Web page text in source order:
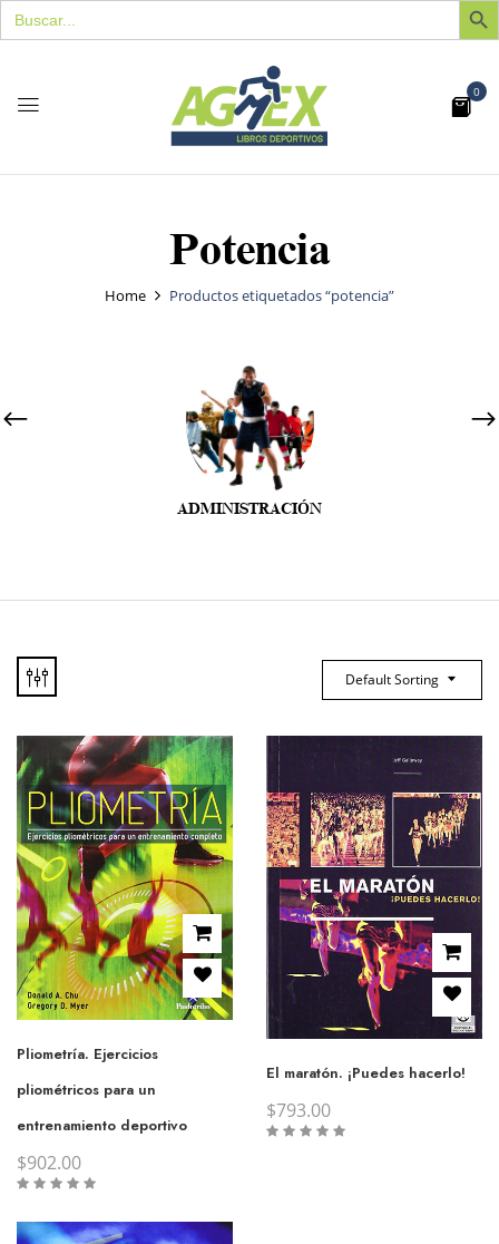
Buscar:
0
Potencia
Home Productos etiquetados “potencia”
ADMINISTRACIÓN
Default Sorting
Pliometría. Ejercicios
pliométricos para un
entrenamiento deportivo
$902.00
El maratón. ¡Puedes hacerlo!
$793.00